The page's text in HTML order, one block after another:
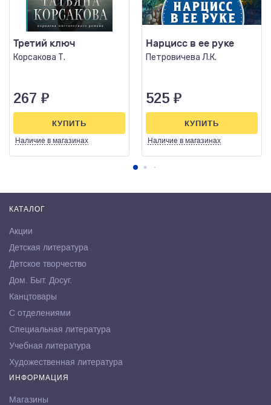
Третий ключ
Корсакова Т.
267 ₽
Наличие в магазинах
КУПИТЬ
Нарцисс в ее руке
Петровичева Л.К.
525 ₽
Наличие в магазинах
КУПИТЬ
КАТАЛОГ
Акции
Детская литература
Детское творчество
Дом. Быт. Досуг.
Канцтовары
С отделениями
Специальная литература
Учебная литература
Художественная литература
ИНФОРМАЦИЯ
Магазины